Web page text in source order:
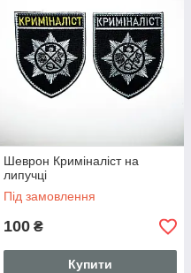
Шеврон Криміналіст на
липучці
Під замовлення
100 ₴
Купити